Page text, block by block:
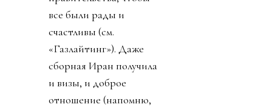
все были рады и
счастливы (см.
«Газлайтинг»). Даже
сборная Иран получила
и визы, и доброе
отношение (напомню,